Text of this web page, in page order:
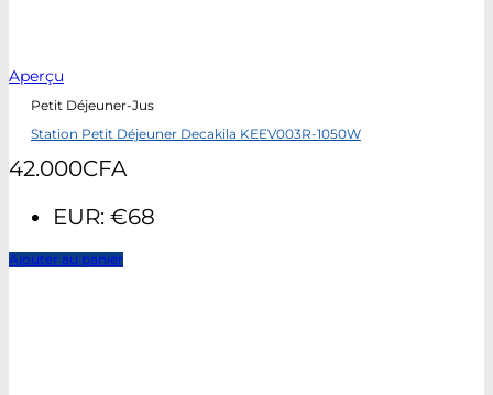
Aperçu
Petit Déjeuner-Jus
Station Petit Déjeuner Decakila KEEV003R-1050W
42.000CFA
EUR: €68
Ajouter au panier